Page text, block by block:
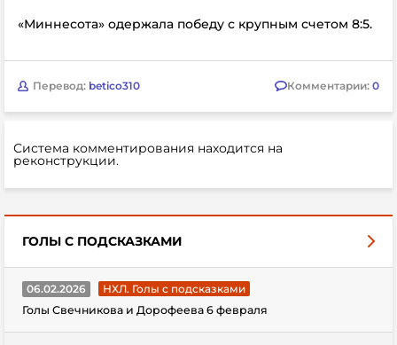
«Миннесота» одержала победу с крупным счетом 8:5.
Перевод: betico310 Комментарии: 0
Система комментирования находится на
реконструкции.
ГОЛЫ С ПОДСКАЗКАМИ
06.02.2026
НХЛ. Голы с подсказками
Голы Свечникова и Дорофеева 6 февраля